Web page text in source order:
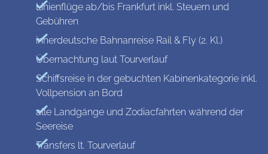
Linienflüge ab/bis Frankfurt inkl. Steuern und
Gebühren
innerdeutsche Bahnanreise Rail & Fly (2. Kl.)
Übernachtung laut Tourverlauf
Schiffsreise in der gebuchten Kabinenkategorie inkl.
Vollpension an Bord
alle Landgänge und Zodiacfahrten während der
Seereise
Transfers lt. Tourverlauf